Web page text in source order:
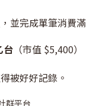
並完成單筆消費滿
台 （市值 $5,400）
被好好記錄。
群平台